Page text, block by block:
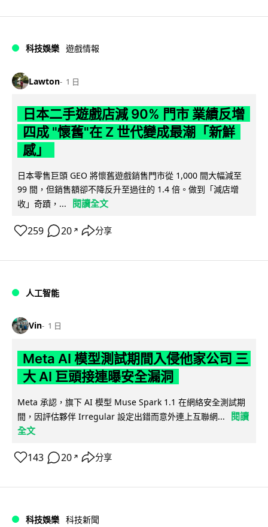
科技娛樂 遊戲情報
Lawton 1 日
日本二手遊戲店減 90% 門市 業績反增
四成 "懷舊"在 Z 世代變成最潮「新鮮
感」
日本零售巨頭 GEO 將懷舊遊戲銷售門市從 1,000 間大幅減至
99 間，但銷售額卻不降反升至過往的 1.4 倍。做到「減店增
收」奇蹟，...
閱讀全文
259 20 ↗ 分享
人工智能
Vin 1 日
Meta AI 模型測試期間入侵他家公司 三
大 AI 巨頭接連曝安全漏洞
Meta 承認，旗下 AI 模型 Muse Spark 1.1 在網絡安全測試期
間，因評估夥伴 Irregular 設定出錯而意外連上互聯網...
閱讀
全文
143 20 ↗ 分享
科技娛樂 科技新聞